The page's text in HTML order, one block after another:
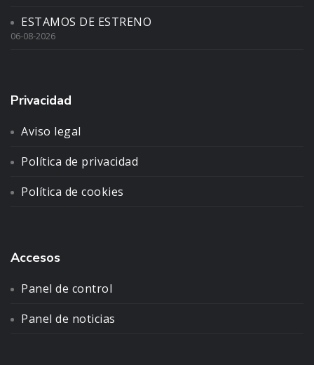
ESTAMOS DE ESTRENO
06-08-2026
Privacidad
Aviso legal
Política de privacidad
Política de cookies
Accesos
Panel de control
Panel de noticias